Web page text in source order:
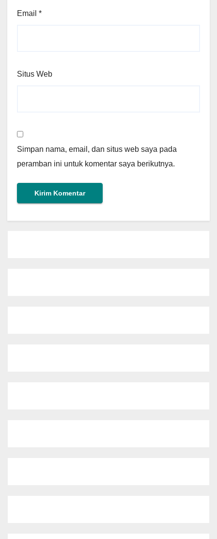
Email *
Situs Web
Simpan nama, email, dan situs web saya pada
peramban ini untuk komentar saya berikutnya.